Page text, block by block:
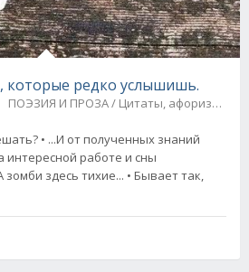
которые редко услышишь.
ПОЭЗИЯ И ПРОЗА / Цитаты,
• ...И от полученных знаний
интересной работе и сны
здесь тихие... • Бывает так,